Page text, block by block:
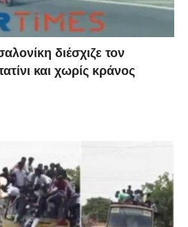
διέσχιζε τον
και χωρίς κράνος